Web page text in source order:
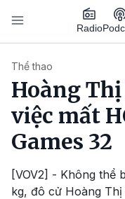
Nhảy đến nội dung
Radio
Thể thao
Hoàng
việc mất
Games 32
[VOV2] - Không thể
kg, đô cử Hoàng